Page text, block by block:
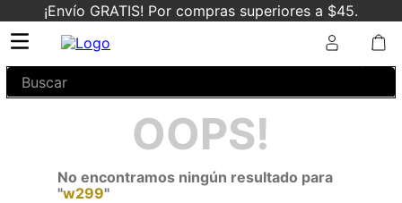
¡Envío GRATIS! Por compras superiores a $45.
Buscar
OOPS!
No encontramos ningún resultado para
"w299"